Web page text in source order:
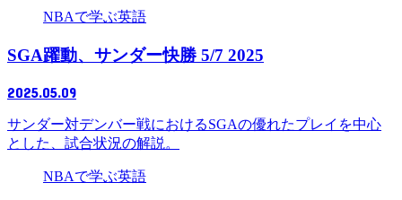
NBAで学ぶ英語
SGA躍動、サンダー快勝 5/7 2025
2025.05.09
サンダー対デンバー戦におけるSGAの優れたプレイを中心
とした、試合状況の解説。
NBAで学ぶ英語